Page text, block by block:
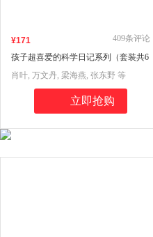
¥171
孩子超喜爱的科学日记系列（套装共6
册）（涵盖物理，太空，动物，植
物，军事，环保等6大科学主题，为孩
子构建多维度科学体系）
409条评论
肖叶, 万文丹, 梁海燕, 张东野 等
立即抢购